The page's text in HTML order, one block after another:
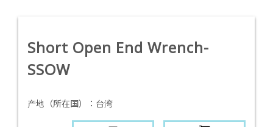
Short Open End Wrench-
SSOW
产地（所在国）： 台湾